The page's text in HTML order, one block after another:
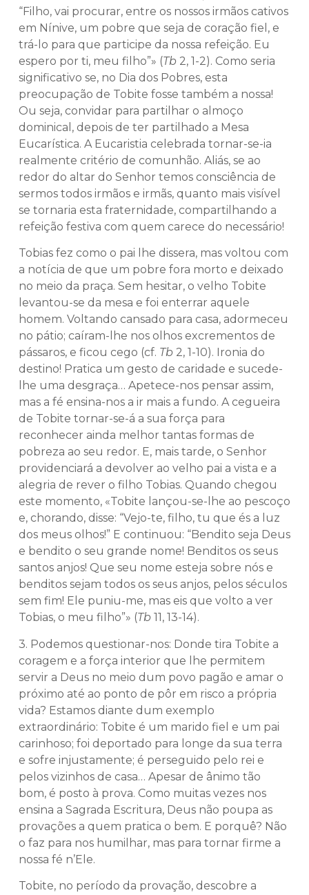
“Filho, vai procurar, entre os nossos irmãos cativos
em Nínive, um pobre que seja de coração fiel, e
trá-lo para que participe da nossa refeição. Eu
espero por ti, meu filho”» (Tb 2, 1-2). Como seria
significativo se, no Dia dos Pobres, esta
preocupação de Tobite fosse também a nossa!
Ou seja, convidar para partilhar o almoço
dominical, depois de ter partilhado a Mesa
Eucarística. A Eucaristia celebrada tornar-se-ia
realmente critério de comunhão. Aliás, se ao
redor do altar do Senhor temos consciência de
sermos todos irmãos e irmãs, quanto mais visível
se tornaria esta fraternidade, compartilhando a
refeição festiva com quem carece do necessário!
Tobias fez como o pai lhe dissera, mas voltou com
a notícia de que um pobre fora morto e deixado
no meio da praça. Sem hesitar, o velho Tobite
levantou-se da mesa e foi enterrar aquele
homem. Voltando cansado para casa, adormeceu
no pátio; caíram-lhe nos olhos excrementos de
pássaros, e ficou cego (cf. Tb 2, 1-10). Ironia do
destino! Pratica um gesto de caridade e sucede-
lhe uma desgraça… Apetece-nos pensar assim,
mas a fé ensina-nos a ir mais a fundo. A cegueira
de Tobite tornar-se-á a sua força para
reconhecer ainda melhor tantas formas de
pobreza ao seu redor. E, mais tarde, o Senhor
providenciará a devolver ao velho pai a vista e a
alegria de rever o filho Tobias. Quando chegou
este momento, «Tobite lançou-se-lhe ao pescoço
e, chorando, disse: “Vejo-te, filho, tu que és a luz
dos meus olhos!” E continuou: “Bendito seja Deus
e bendito o seu grande nome! Benditos os seus
santos anjos! Que seu nome esteja sobre nós e
benditos sejam todos os seus anjos, pelos séculos
sem fim! Ele puniu-me, mas eis que volto a ver
Tobias, o meu filho”» (Tb 11, 13-14).
3. Podemos questionar-nos: Donde tira Tobite a
coragem e a força interior que lhe permitem
servir a Deus no meio dum povo pagão e amar o
próximo até ao ponto de pôr em risco a própria
vida? Estamos diante dum exemplo
extraordinário: Tobite é um marido fiel e um pai
carinhoso; foi deportado para longe da sua terra
e sofre injustamente; é perseguido pelo rei e
pelos vizinhos de casa… Apesar de ânimo tão
bom, é posto à prova. Como muitas vezes nos
ensina a Sagrada Escritura, Deus não poupa as
provações a quem pratica o bem. E porquê? Não
o faz para nos humilhar, mas para tornar firme a
nossa fé n’Ele.
Tobite, no período da provação, descobre a